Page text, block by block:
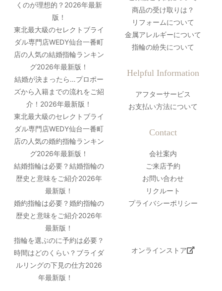
くのが理想的？2026年最新
版！
東北最大級のセレクトブライ
ダル専門店WEDY仙台一番町
店の人気の結婚指輪ランキン
グ2026年最新版！
結婚が決まったら…プロポー
ズから入籍までの流れをご紹
介！2026年最新版！
東北最大級のセレクトブライ
ダル専門店WEDY仙台一番町
店の人気の婚約指輪ランキン
グ2026年最新版！
結婚指輪は必要？結婚指輪の
歴史と意味をご紹介2026年
最新版！
婚約指輪は必要？婚約指輪の
歴史と意味をご紹介2026年
最新版！
指輪を選ぶのに予約は必要？
時間はどのくらい？ブライダ
ルリングの下見の仕方2026
年最新版！
商品の受け取りは？
リフォームについて
金属アレルギーについて
指輪の紛失について
Helpful Information
アフターサービス
お支払い方法について
Contact
会社案内
ご来店予約
お問い合わせ
リクルート
プライバシーポリシー
オンラインストア